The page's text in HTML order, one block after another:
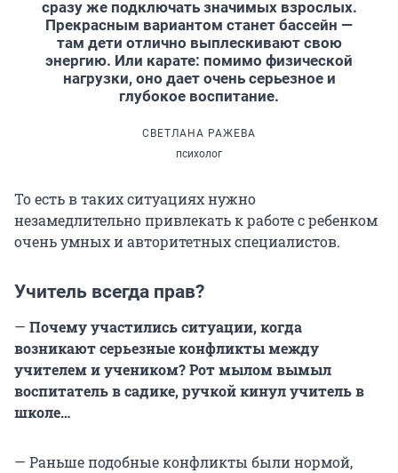
сразу же подключать значимых взрослых.
Прекрасным вариантом станет бассейн —
там дети отлично выплескивают свою
энергию. Или карате: помимо физической
нагрузки, оно дает очень серьезное и
глубокое воспитание.
СВЕТЛАНА РАЖЕВА
психолог
То есть в таких ситуациях нужно
незамедлительно привлекать к работе с ребенком
очень умных и авторитетных специалистов.
Учитель всегда прав?
— Почему участились ситуации, когда
возникают серьезные конфликты между
учителем и учеником? Рот мылом вымыл
воспитатель в садике, ручкой кинул учитель в
школе…
— Раньше подобные конфликты были нормой,